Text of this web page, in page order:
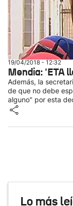
19/04/2018 - 12:32
Mendia: 'ETA
Además, la
de que no debe
alguno" por esta
Lo más